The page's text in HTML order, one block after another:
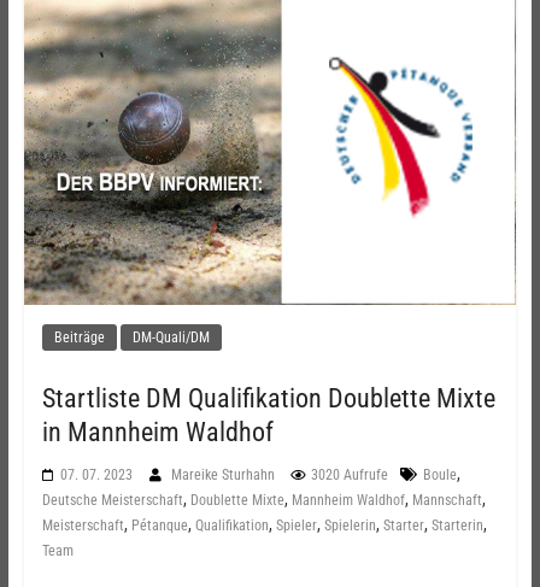
Beiträge DM-Quali/DM
Startliste DM Qualifikation Doublette Mixte
in Mannheim Waldhof
07. 07. 2023 Mareike Sturhahn 3020 Aufrufe Boule,
Deutsche Meisterschaft, Doublette Mixte, Mannheim Waldhof, Mannschaft,
Meisterschaft, Pétanque, Qualifikation, Spieler, Spielerin, Starter, Starterin,
Team